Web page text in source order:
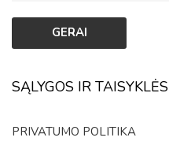
SĄLYGOS IR TAISYKLĖS
PRIVATUMO POLITIKA